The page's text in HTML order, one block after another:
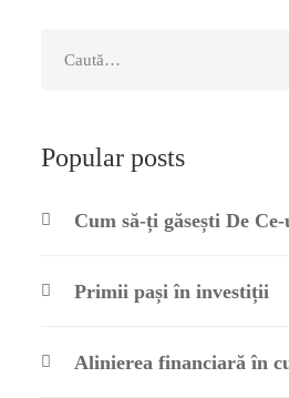
Popular posts
Cum să-ți găsești De
Primii pași în investiții
Alinierea financiară în